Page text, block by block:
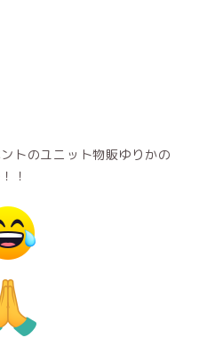
トのユニット物販ゆりかの
！